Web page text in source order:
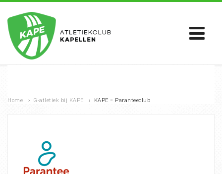
Home › G-atletiek bij KAPE › KAPE = Paranteeclub